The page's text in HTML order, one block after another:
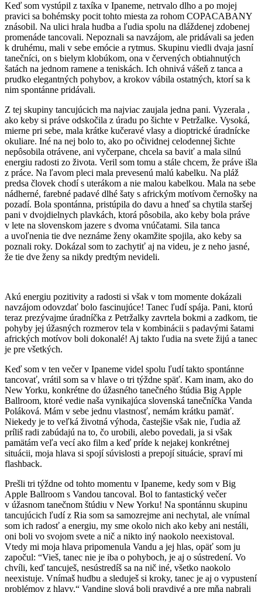
Keď som vystúpil z taxíka v Ipaneme, netrvalo dlho a po mojej
pravici sa bohémsky pocit tohto miesta za rohom COPACABANY
znásobil. Na ulici hrala hudba a ľudia spolu na dláždenej zdobenej
promenáde tancovali. Nepoznali sa navzájom, ale pridávali sa jeden
k druhému, mali v sebe emócie a rytmus. Skupinu viedli dvaja jasní
tanečníci, on s bielym klobúkom, ona v červených obtiahnutých
šatách na jednom ramene a teniskách. Ich ohnivá vášeň z tanca a
prudko elegantných pohybov, a krokov vábila ostatných, ktorí sa k
nim spontánne pridávali.
Z tej skupiny tancujúcich ma najviac zaujala jedna pani. Vyzerala ,
ako keby si práve odskočila z úradu po šichte v Petržalke. Vysoká,
mierne pri sebe, mala krátke kučeravé vlasy a dioptrické úradnícke
okuliare. Iné na nej bolo to, ako po očividnej celodennej šichte
nepôsobila otrávene, ani vyčerpane, chcela sa baviť a mala silnú
energiu radosti zo života. Veril som tomu a stále chcem, že práve išla
z práce. Na ľavom pleci mala prevesenú malú kabelku. Na pláž
predsa človek chodí s uterákom a nie malou kabelkou. Mala na sebe
nádherné, farebné padavé dlhé šaty s africkým motívom černošky na
pozadí. Bola spontánna, pristúpila do davu a hneď sa chytila staršej
pani v dvojdielnych plavkách, ktorá pôsobila, ako keby bola práve
v lete na slovenskom jazere s dvoma vnúčatami. Sila tanca
a uvoľnenia tie dve neznáme ženy okamžite spojila, ako keby sa
poznali roky. Dokázal som to zachytiť aj na videu, je z neho jasné,
že tie dve ženy sa nikdy predtým nevideli.
Akú energiu pozitivity a radosti si však v tom momente dokázali
navzájom odovzdať bolo fascinujúce! Tanec ľudí spája. Pani, ktorú
teraz prezývajme úradníčka z Petržalky zavrtela bokmi a zadkom, tie
pohyby jej úžasných rozmerov tela v kombinácii s padavými šatami
afrických motívov boli dokonalé! Aj takto ľudia na svete žijú a tanec
je pre všetkých.
Keď som v ten večer v Ipaneme videl spolu ľudí takto spontánne
tancovať, vrátil som sa v hlave o tri týždne späť. Kam inam, ako do
New Yorku, konkrétne do úžasného tanečného štúdia Big Apple
Ballroom, ktoré vedie naša vynikajúca slovenská tanečníčka Vanda
Poláková. Mám v sebe jednu vlastnosť, nemám krátku pamäť.
Niekedy je to veľká životná výhoda, častejšie však nie, ľudia až
príliš radi zabúdajú na to, čo urobili, alebo povedali, ja si však
pamätám veľa vecí ako film a keď príde k nejakej konkrétnej
situácii, moja hlava si spojí súvislosti a prepojí situácie, spraví mi
flashback.
Prešli tri týždne od tohto momentu v Ipaneme, kedy som v Big
Apple Ballroom s Vandou tancoval. Bol to fantastický večer
v úžasnom tanečnom štúdiu v New Yorku! Na spontánnu skupinu
tancujúcich ľudí z Ria som sa samozrejme ani nechytal, ale vnímal
som ich radosť a energiu, my sme okolo nich ako keby ani nestáli,
oni boli vo svojom svete a nič a nikto iný naokolo neexistoval.
Vtedy mi moja hlava pripomenula Vandu a jej hlas, opäť som ju
započul: “Vieš, tanec nie je iba o pohyboch, je aj o sústredení. Vo
chvíli, keď tancuješ, nesústredíš sa na nič iné, všetko naokolo
neexistuje. Vnímaš hudbu a sleduješ si kroky, tanec je aj o vypustení
problémov z hlavy.“ Vandine slová boli pravdivé a pre mňa nabrali